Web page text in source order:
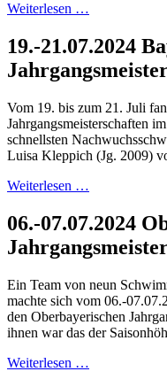
Weiterlesen …
19.-21.07.2024
Vom 19. bis zum 21. Juli
Jahrgangsmeisterschaften
schnellsten
Luisa Kleppich (Jg. 2009)
Weiterlesen …
06.-07.07.2024
Ein Team von neun
machte sich vom 06.-
den Oberbayerischen
ihnen war das der
Weiterlesen …